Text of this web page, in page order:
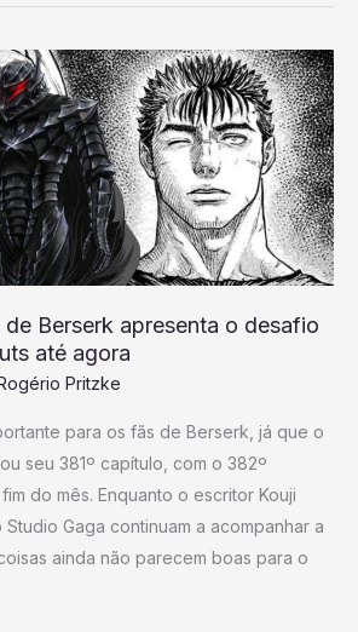
Berserk apresenta o desafio
até agora
Pritzke
para os fãs de Berserk, já que o
seu 381º capítulo, com o 382º
do mês. Enquanto o escritor Kouji
Gaga continuam a acompanhar a
ainda não parecem boas para o